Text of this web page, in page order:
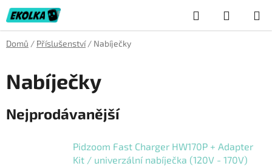
Přejít
na
obsah
Hledat
KOŠÍK
Domů / Příslušenství / Nabíječky
Nabíječky
Nejprodávanější
Pidzoom Fast Charger HW170P + Adapter
Kit / univerzální nabíječka (120V - 170V)